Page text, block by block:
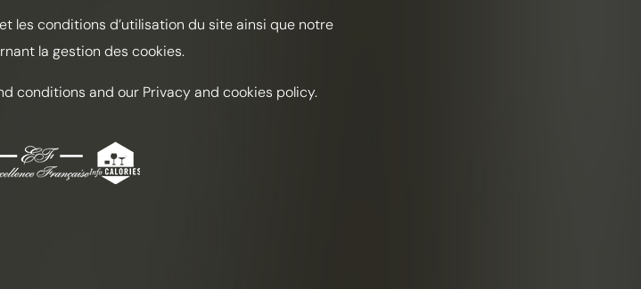
les conditions d’utilisation du site ainsi que notre
la gestion des cookies.
conditions and our Privacy and cookies policy.